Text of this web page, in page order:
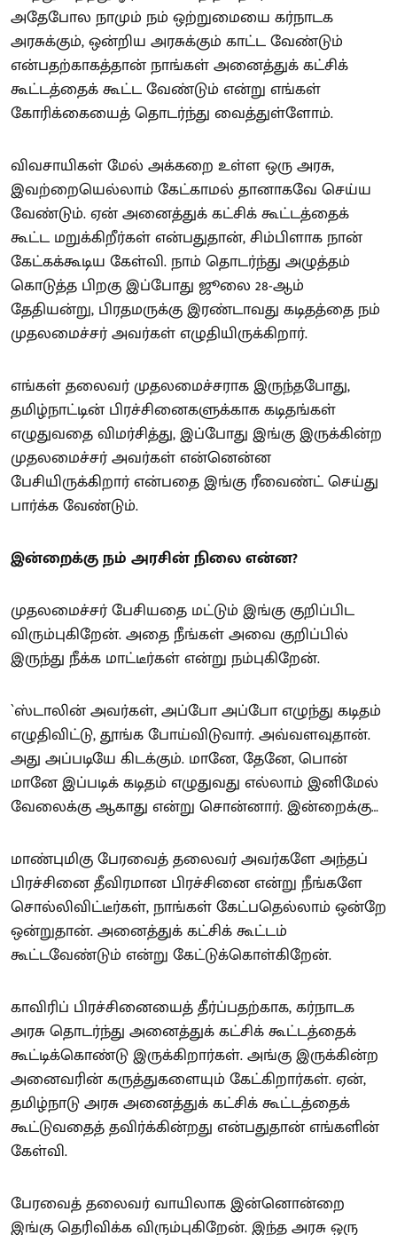
அதேபோல நாமும் நம் ஒற்றுமையை கர்நாடக
அரசுக்கும், ஒன்றிய அரசுக்கும் காட்ட வேண்டும்
என்பதற்காகத்தான் நாங்கள் அனைத்துக் கட்சிக்
கூட்டத்தைக் கூட்ட வேண்டும் என்று எங்கள்
கோரிக்கையைத் தொடர்ந்து வைத்துள்ளோம்.
விவசாயிகள் மேல் அக்கறை உள்ள ஒரு அரசு,
இவற்றையெல்லாம் கேட்காமல் தானாகவே செய்ய
வேண்டும். ஏன் அனைத்துக் கட்சிக் கூட்டத்தைக்
கூட்ட மறுக்கிறீர்கள் என்பதுதான், சிம்பிளாக நான்
கேட்கக்கூடிய கேள்வி. நாம் தொடர்ந்து அழுத்தம்
கொடுத்த பிறகு இப்போது ஜூலை 28-ஆம்
தேதியன்று, பிரதமருக்கு இரண்டாவது கடிதத்தை நம்
முதலமைச்சர் அவர்கள் எழுதியிருக்கிறார்.
எங்கள் தலைவர் முதலமைச்சராக இருந்தபோது,
தமிழ்நாட்டின் பிரச்சினைகளுக்காக கடிதங்கள்
எழுதுவதை விமர்சித்து, இப்போது இங்கு இருக்கின்ற
முதலமைச்சர் அவர்கள் என்னென்ன
பேசியிருக்கிறார் என்பதை இங்கு ரீவைண்ட் செய்து
பார்க்க வேண்டும்.
இன்றைக்கு நம் அரசின் நிலை என்ன?
முதலமைச்சர் பேசியதை மட்டும் இங்கு குறிப்பிட
விரும்புகிறேன். அதை நீங்கள் அவை குறிப்பில்
இருந்து நீக்க மாட்டீர்கள் என்று நம்புகிறேன்.
`ஸ்டாலின் அவர்கள், அப்போ அப்போ எழுந்து கடிதம்
எழுதிவிட்டு, தூங்க போய்விடுவார். அவ்வளவுதான்.
அது அப்படியே கிடக்கும். மானே, தேனே, பொன்
மானே இப்படிக் கடிதம் எழுதுவது எல்லாம் இனிமேல்
வேலைக்கு ஆகாது என்று சொன்னார். இன்றைக்கு…
மாண்புமிகு பேரவைத் தலைவர் அவர்களே அந்தப்
பிரச்சினை தீவிரமான பிரச்சினை என்று நீங்களே
சொல்லிவிட்டீர்கள், நாங்கள் கேட்பதெல்லாம் ஒன்றே
ஒன்றுதான். அனைத்துக் கட்சிக் கூட்டம்
கூட்டவேண்டும் என்று கேட்டுக்கொள்கிறேன்.
காவிரிப் பிரச்சினையைத் தீர்ப்பதற்காக, கர்நாடக
அரசு தொடர்ந்து அனைத்துக் கட்சிக் கூட்டத்தைக்
கூட்டிக்கொண்டு இருக்கிறார்கள். அங்கு இருக்கின்ற
அனைவரின் கருத்துகளையும் கேட்கிறார்கள். ஏன்,
தமிழ்நாடு அரசு அனைத்துக் கட்சிக் கூட்டத்தைக்
கூட்டுவதைத் தவிர்க்கின்றது என்பதுதான் எங்களின்
கேள்வி.
பேரவைத் தலைவர் வாயிலாக இன்னொன்றை
இங்கு தெரிவிக்க விரும்புகிறேன். இந்த அரசு ஒரு